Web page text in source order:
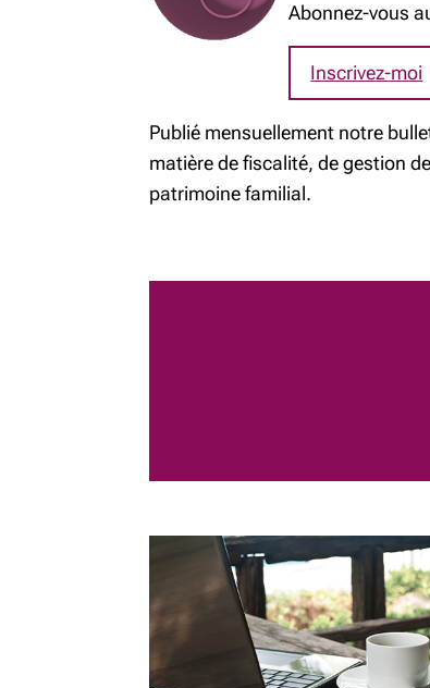
Abonnez-vous
Inscrivez-moi
Publié mensuellement notre
matière de fiscalité, de gestion
patrimoine familial.